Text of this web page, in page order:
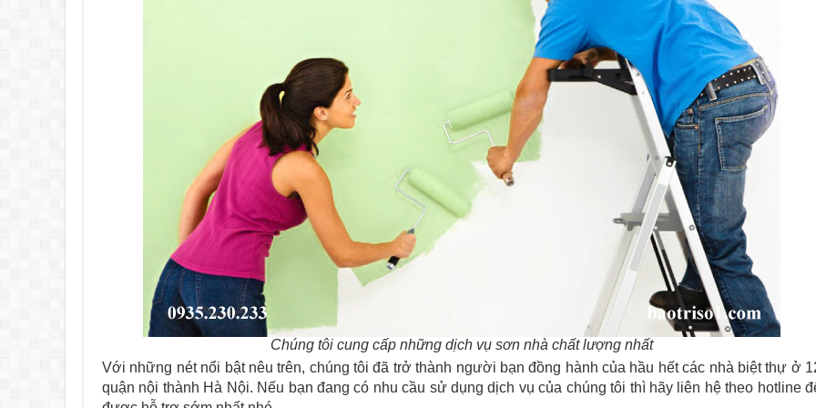
Chúng tôi cung cấp những dịch vụ sơn nhà chất lượng nhất
Với những nét nổi bật nêu trên, chúng tôi đã trở thành người bạn đồng hành của hầu hết các nhà biệt thự ở
quận nội thành Hà Nội. Nếu bạn đang có nhu cầu sử dụng dịch vụ của chúng tôi thì hãy liên hệ theo hotline